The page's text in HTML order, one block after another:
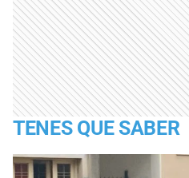
TENES QUE SABER